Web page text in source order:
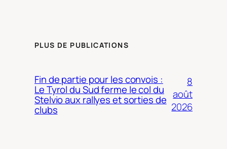
PLUS DE PUBLICATIONS
Fin de partie pour les convois :
Le Tyrol du Sud ferme le col du
Stelvio aux rallyes et sorties de
clubs
8
août
2026